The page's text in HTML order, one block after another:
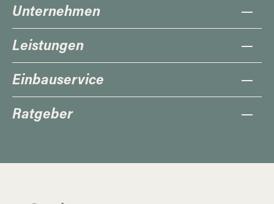
Unternehmen
Leistungen
Einbauservice
Ratgeber